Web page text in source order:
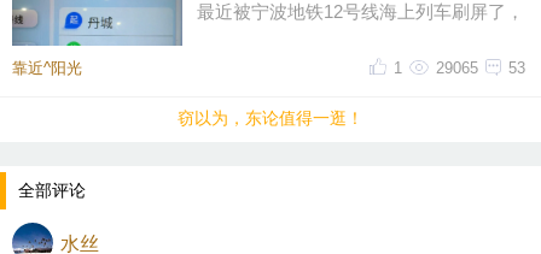
最近被宁波地铁12号线海上列车刷屏了，
从天一广场坐到象山丹城是11晕
靠近^阳光 53
29065
1
窃以为，东论值得一逛！
全部评论
水丝